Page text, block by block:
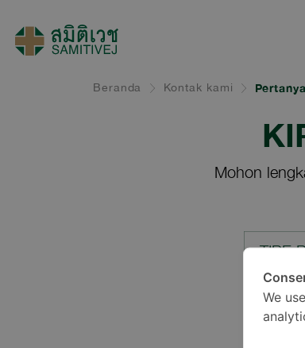
Beranda Kontak kami
Mohon
TIPE
We